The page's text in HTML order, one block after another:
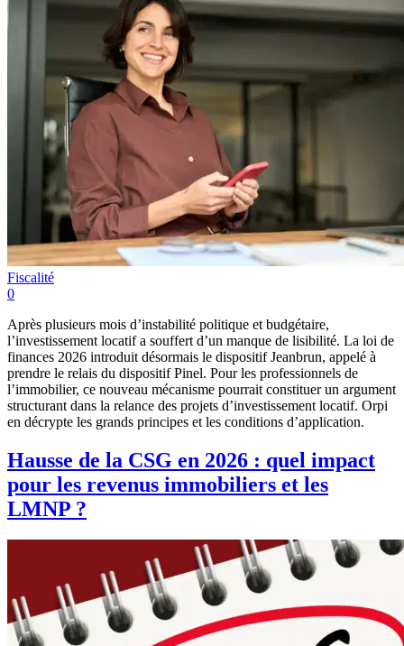
Fiscalité
0
Après plusieurs mois d’instabilité politique et budgétaire,
l’investissement locatif a souffert d’un manque de lisibilité. La loi de
finances 2026 introduit désormais le dispositif Jeanbrun, appelé à
prendre le relais du dispositif Pinel. Pour les professionnels de
l’immobilier, ce nouveau mécanisme pourrait constituer un argument
structurant dans la relance des projets d’investissement locatif. Orpi
en décrypte les grands principes et les conditions d’application.
Hausse de la CSG en 2026 : quel impact
pour les revenus immobiliers et les
LMNP ?